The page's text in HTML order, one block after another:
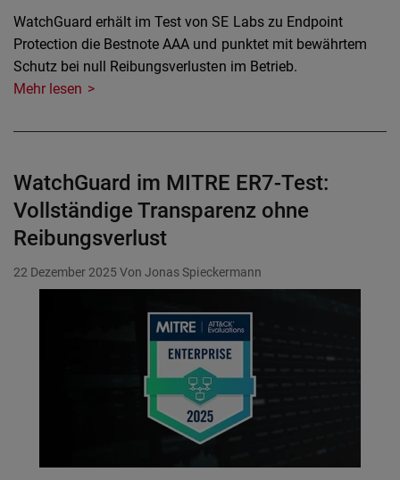
WatchGuard erhält im Test von SE Labs zu Endpoint
Protection die Bestnote AAA und punktet mit bewährtem
Schutz bei null Reibungsverlusten im Betrieb.
Mehr lesen
WatchGuard im MITRE ER7-Test:
Vollständige Transparenz ohne
Reibungsverlust
22 Dezember 2025 Von Jonas Spieckermann